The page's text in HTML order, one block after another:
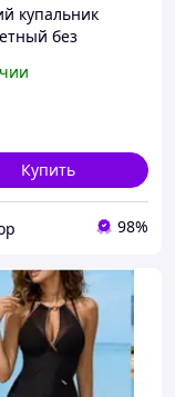
купальник
без
Купить
98%